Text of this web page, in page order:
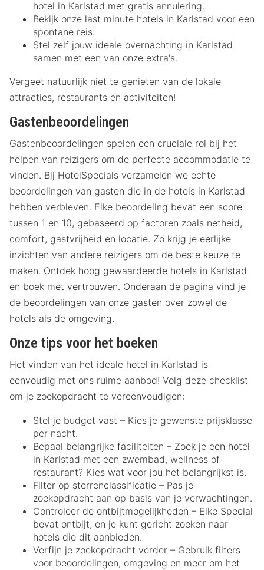
hotel in Karlstad met gratis annulering.
Bekijk onze last minute hotels in Karlstad voor een
spontane reis.
Stel zelf jouw ideale overnachting in Karlstad
samen met een van onze extra's.
Vergeet natuurlijk niet te genieten van de lokale
attracties, restaurants en activiteiten!
Gastenbeoordelingen
Gastenbeoordelingen spelen een cruciale rol bij het
helpen van reizigers om de perfecte accommodatie te
vinden. Bij HotelSpecials verzamelen we echte
beoordelingen van gasten die in de hotels in Karlstad
hebben verbleven. Elke beoordeling bevat een score
tussen 1 en 10, gebaseerd op factoren zoals netheid,
comfort, gastvrijheid en locatie. Zo krijg je eerlijke
inzichten van andere reizigers om de beste keuze te
maken. Ontdek hoog gewaardeerde hotels in Karlstad
en boek met vertrouwen. Onderaan de pagina vind je
de beoordelingen van onze gasten over zowel de
hotels als de omgeving.
Onze tips voor het boeken
Het vinden van het ideale hotel in Karlstad is
eenvoudig met ons ruime aanbod! Volg deze checklist
om je zoekopdracht te vereenvoudigen:
Stel je budget vast – Kies je gewenste prijsklasse
per nacht.
Bepaal belangrijke faciliteiten – Zoek je een hotel
in Karlstad met een zwembad, wellness of
restaurant? Kies wat voor jou het belangrijkst is.
Filter op sterrenclassificatie – Pas je
zoekopdracht aan op basis van je verwachtingen.
Controleer de ontbijtmogelijkheden – Elke Special
bevat ontbijt, en je kunt gericht zoeken naar
hotels die dit aanbieden.
Verfijn je zoekopdracht verder – Gebruik filters
voor beoordelingen, omgeving en meer om het